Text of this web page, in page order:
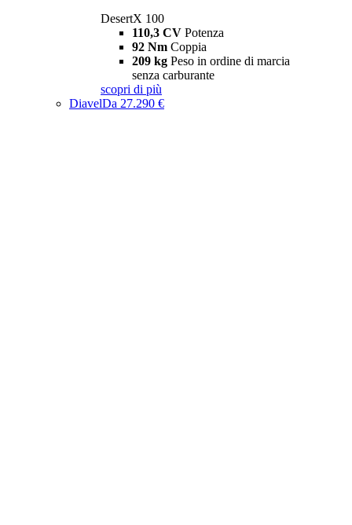
DesertX 100
110,3 CV Potenza
92 Nm Coppia
209 kg Peso in ordine di marcia
senza carburante
scopri di più
DiavelDa 27.290 €